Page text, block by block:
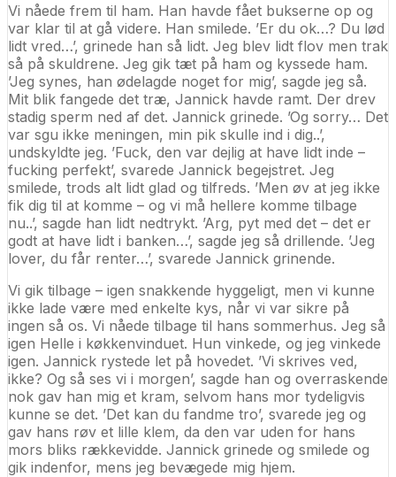
Vi nåede frem til ham. Han havde fået bukserne op og
var klar til at gå videre. Han smilede. ’Er du ok…? Du lød
lidt vred…’, grinede han så lidt. Jeg blev lidt flov men trak
så på skuldrene. Jeg gik tæt på ham og kyssede ham.
’Jeg synes, han ødelagde noget for mig’, sagde jeg så.
Mit blik fangede det træ, Jannick havde ramt. Der drev
stadig sperm ned af det. Jannick grinede. ’Og sorry… Det
var sgu ikke meningen, min pik skulle ind i dig..’,
undskyldte jeg. ’Fuck, den var dejlig at have lidt inde –
fucking perfekt’, svarede Jannick begejstret. Jeg
smilede, trods alt lidt glad og tilfreds. ’Men øv at jeg ikke
fik dig til at komme – og vi må hellere komme tilbage
nu..’, sagde han lidt nedtrykt. ’Arg, pyt med det – det er
godt at have lidt i banken…’, sagde jeg så drillende. ’Jeg
lover, du får renter…’, svarede Jannick grinende.
Vi gik tilbage – igen snakkende hyggeligt, men vi kunne
ikke lade være med enkelte kys, når vi var sikre på
ingen så os. Vi nåede tilbage til hans sommerhus. Jeg så
igen Helle i køkkenvinduet. Hun vinkede, og jeg vinkede
igen. Jannick rystede let på hovedet. ’Vi skrives ved,
ikke? Og så ses vi i morgen’, sagde han og overraskende
nok gav han mig et kram, selvom hans mor tydeligvis
kunne se det. ’Det kan du fandme tro’, svarede jeg og
gav hans røv et lille klem, da den var uden for hans
mors bliks rækkevidde. Jannick grinede og smilede og
gik indenfor, mens jeg bevægede mig hjem.